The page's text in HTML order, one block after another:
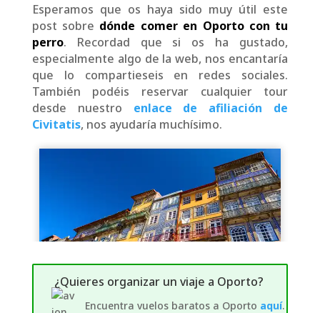
Esperamos que os haya sido muy útil este
post sobre dónde comer en Oporto con tu
perro. Recordad que si os ha gustado,
especialmente algo de la web, nos encantaría
que lo compartieseis en redes sociales.
También podéis reservar cualquier tour
desde nuestro enlace de afiliación de
Civitatis, nos ayudaría muchísimo.
¿Quieres organizar un viaje a Oporto?
Encuentra vuelos baratos a Oporto aquí.